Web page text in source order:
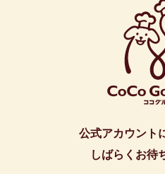
公式アカウント
しばらくお待